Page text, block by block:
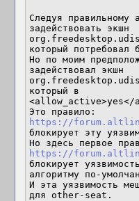
Следуя
задействовать экшн
который
Но по моим
задействовал экшн
который в
https://
блокирует эту
https://
блокирует
алгоритму по-
И эта уязвимость
для other-seat.